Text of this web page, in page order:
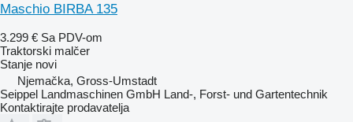
Maschio BIRBA 135
3.299 € Sa PDV-om
Traktorski malčer
Stanje novi
Njemačka, Gross-Umstadt
Seippel Landmaschinen GmbH Land-, Forst- und Gartentechnik
Kontaktirajte prodavatelja